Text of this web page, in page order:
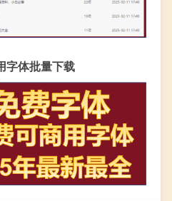
字体批量下载